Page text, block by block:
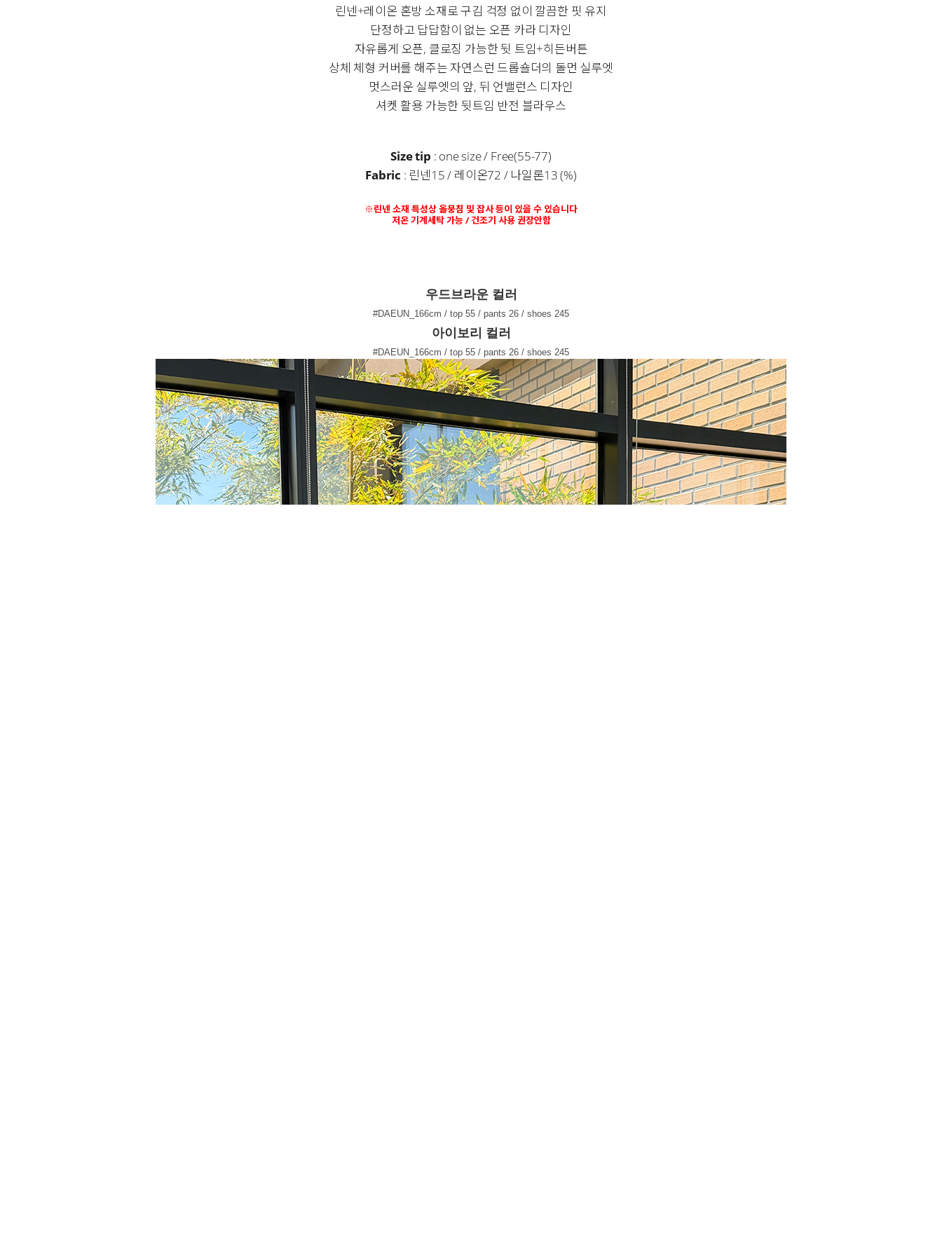
린넨+레이온 혼방 소재로 구김 걱정 없이 깔끔한 핏 유지
단정하고 답답함이 없는 오픈 카라 디자인
자유롭게 오픈, 클로징 가능한 뒷 트임+히든버튼
상체 체형 커버를 해주는 자연스런 드롭숄더의 돌먼 실루엣
멋스러운 실루엣의 앞, 뒤 언밸런스 디자인
셔켓 활용 가능한 뒷트임 반전 블라우스
Size tip : one size / Free(55-77)
Fabric : 린넨15 / 레이온72 / 나일론13 (%)
※린넨 소재 특성상 올뭉침 및 잡사 등이 있을 수 있습니다
저온 기계세탁 가능 / 건조기 사용 권장안함
우드브라운 컬러
#DAEUN_166cm / top 55 / pants 26 / shoes 245
아이보리 컬러
#DAEUN_166cm / top 55 / pants 26 / shoes 245